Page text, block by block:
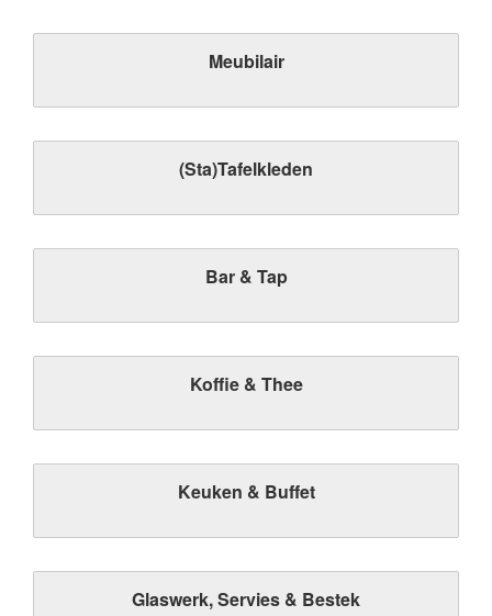
Meubilair
(Sta)Tafelkleden
Bar & Tap
Koffie & Thee
Keuken & Buffet
Glaswerk, Servies & Bestek